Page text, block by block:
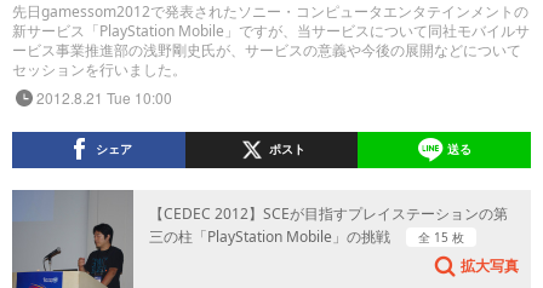
先日gamessom2012で発表されたソニー・コンピュータエンタテインメントの
新サービス「PlayStation Mobile」ですが、当サービスについて同社モバイルサ
ービス事業推進部の浅野剛史氏が、サービスの意義や今後の展開などについて
セッションを行いました。
2012.8.21 Tue 10:00
シェア ポスト 送る
【CEDEC 2012】SCEが目指すプレイステーションの第
三の柱「PlayStation Mobile」の挑戦
全 15 枚
拡大写真